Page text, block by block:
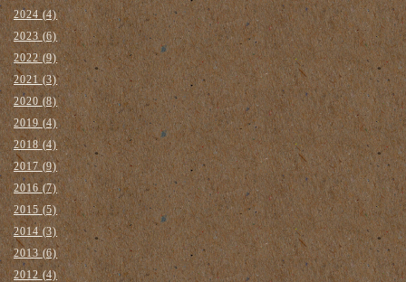
2024(4)
2023(6)
2022(9)
2021(3)
2020(8)
2019(4)
2018(4)
2017(9)
2016 (7)
2015 (5)
2014(3)
2013(6)
2012 (4)